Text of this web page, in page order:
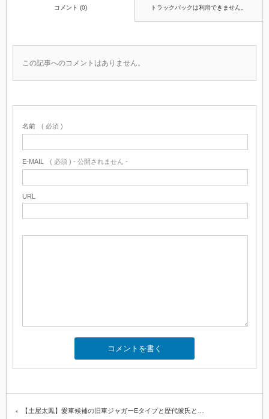
コメント (0) トラックバックは利用できません。
この記事へのコメントはありません。
名前 ( 必須 )
E-MAIL ( 必須 ) - 公開されません -
URL
【土屋太鳳】愛車候補の旧車ジャガーEタイプと歴代彼氏と…